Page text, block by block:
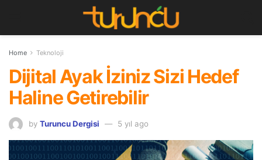
Home Teknoloji
Dijital Ayak İziniz Sizi Hedef
Haline Getirebilir
by Turuncu Dergisi 5 yıl ago